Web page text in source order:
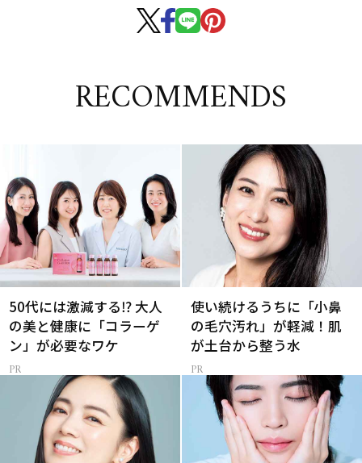
RECOMMENDS
50代には激減する⁉ 大人
の美と健康に「コラーゲ
ン」が必要なワケ
使い続けるうちに「小鼻
の毛穴汚れ」が軽減！肌
が土台から整う水